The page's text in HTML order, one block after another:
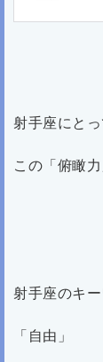
射手座にと
この「俯瞰
射手座のキ
「自由」